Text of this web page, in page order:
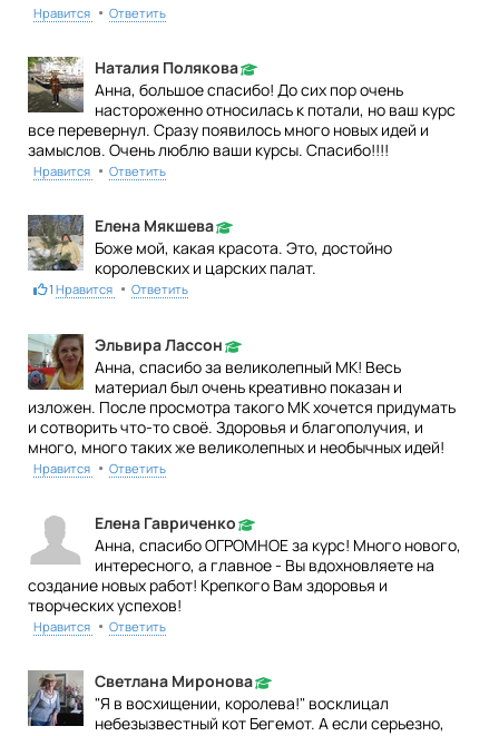
Нравится • Ответить
Наталия Полякова
Анна, большое спасибо! До сих пор очень
настороженно относилась к потали, но ваш курс
все перевернул. Сразу появилось много новых идей и
замыслов. Очень люблю ваши курсы. Спасибо!!!!
Нравится • Ответить
Елена Мякшева
Боже мой, какая красота. Это, достойно
королевских и царских палат.
1 Нравится • Ответить
Эльвира Лассон
Анна, спасибо за великолепный МК! Весь
материал был очень креативно показан и
изложен. После просмотра такого МК хочется придумать
и сотворить что-то своё. Здоровья и благополучия, и
много, много таких же великолепных и необычных идей!
Нравится • Ответить
Елена Гавриченко
Анна, спасибо ОГРОМНОЕ за курс! Много нового,
интересного, а главное - Вы вдохновляете на
создание новых работ! Крепкого Вам здоровья и
творческих успехов!
Нравится • Ответить
Светлана Миронова
"Я в восхищении, королева!" восклицал
небезызвестный кот Бегемот. А если серьезно,